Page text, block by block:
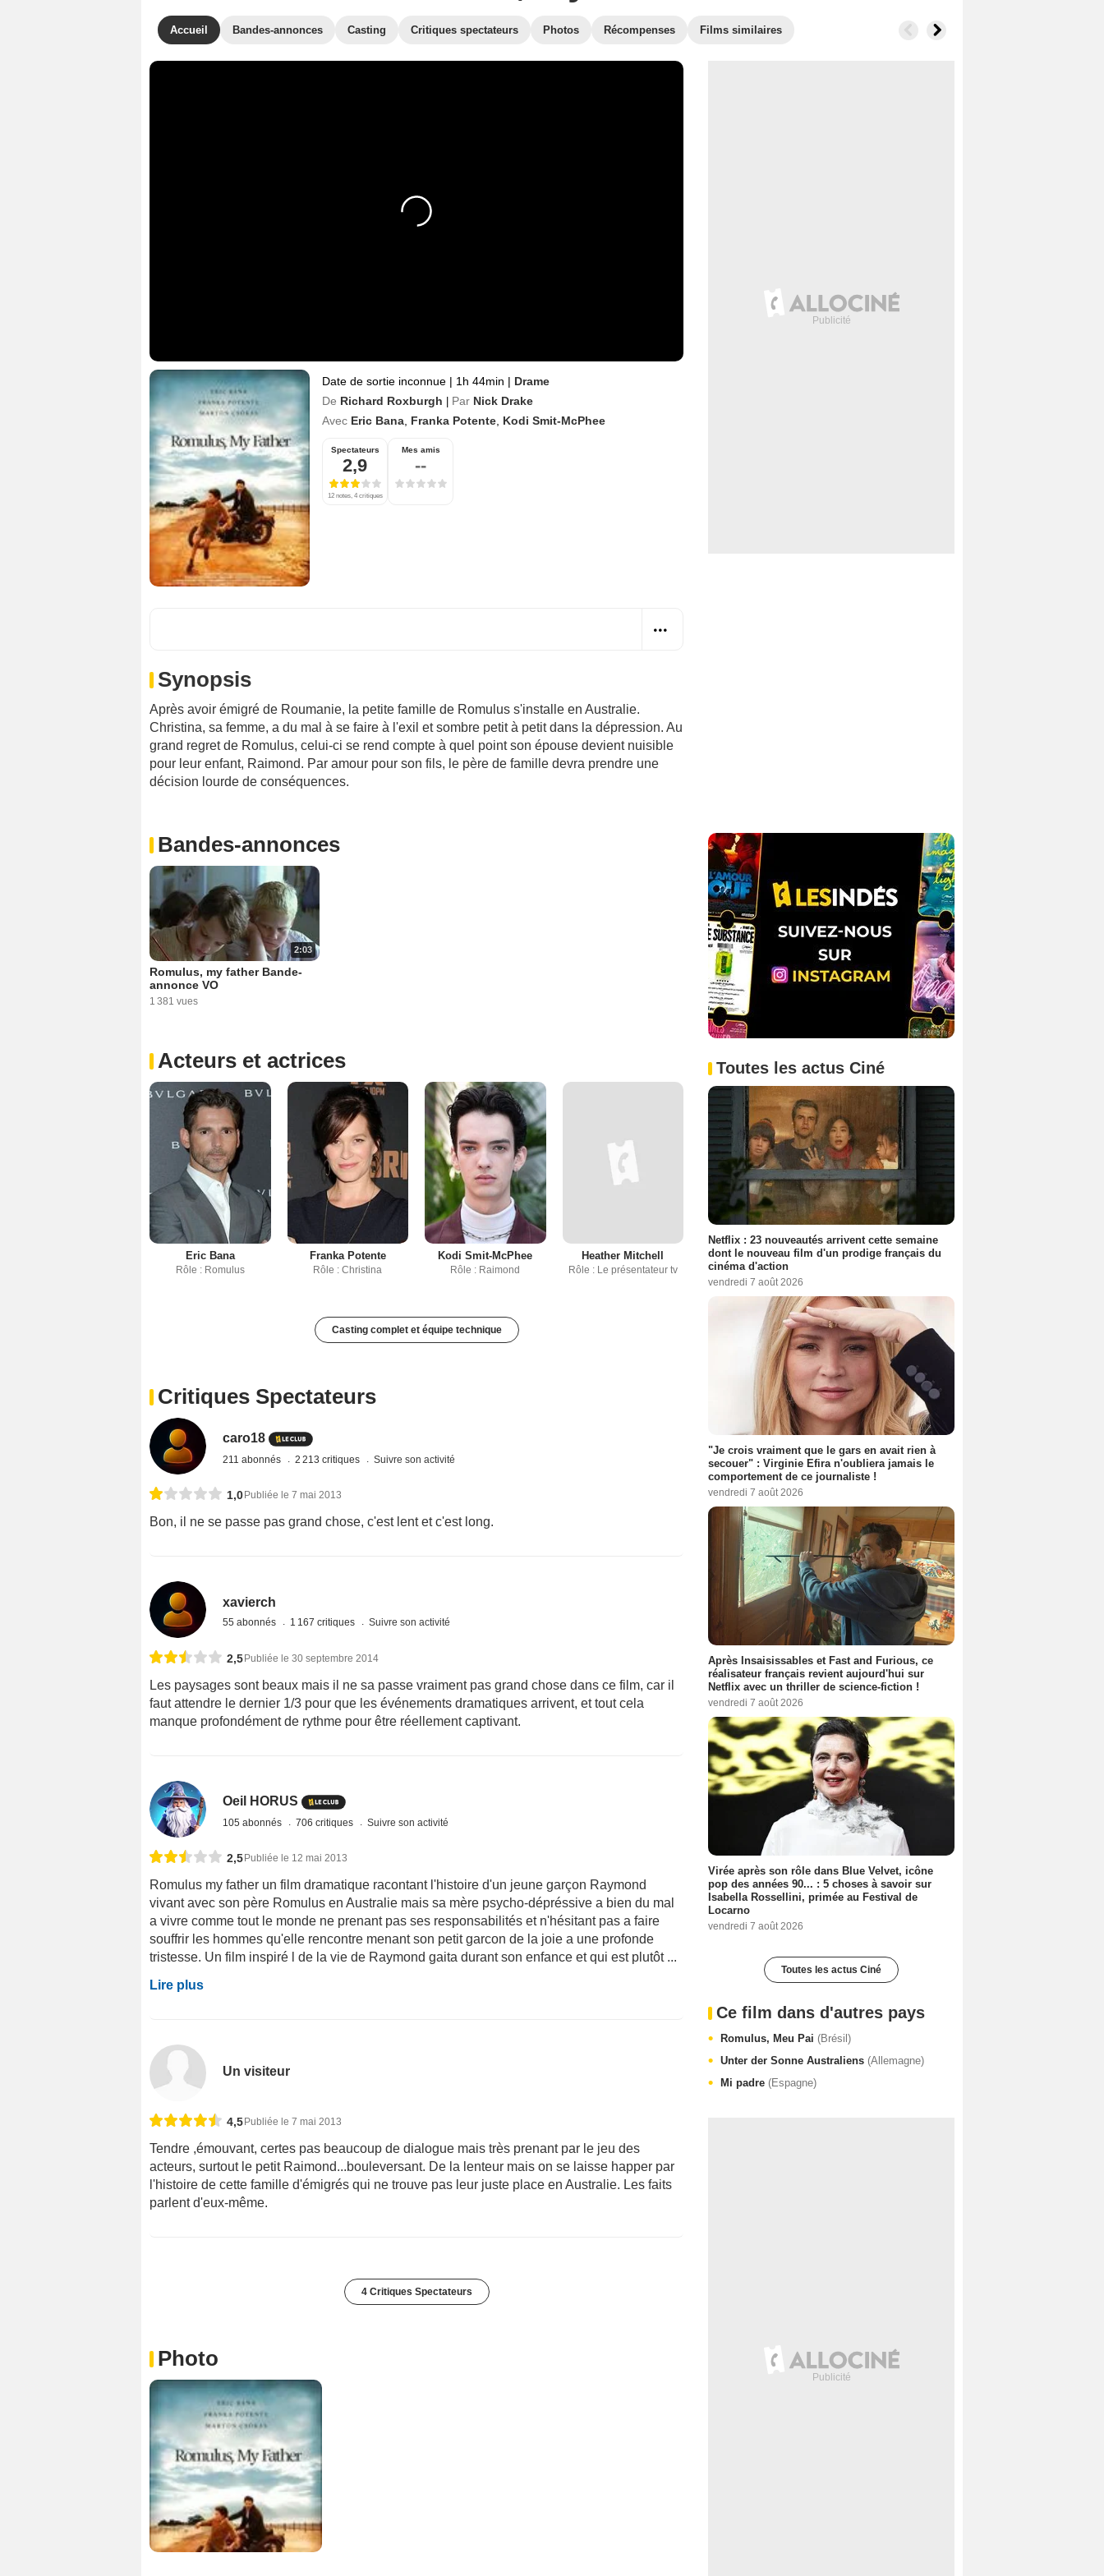
Accueil Bandes-annonces Casting Critiques spectateurs Photos Récompenses Films similaires
Date de sortie inconnue | 1h 44min | Drame
De Richard Roxburgh | Par Nick Drake
Avec Eric Bana Franka Potente Kodi Smit-McPhee
Spectateurs
2,9
12 notes, 4 critiques
Mes amis
--
Synopsis
Après avoir émigré de Roumanie, la petite famille de Romulus s'installe en Australie.
Christina, sa femme, a du mal à se faire à l'exil et sombre petit à petit dans la dépression. Au
grand regret de Romulus, celui-ci se rend compte à quel point son épouse devient nuisible
pour leur enfant, Raimond. Par amour pour son fils, le père de famille devra prendre une
décision lourde de conséquences.
Bandes-annonces
2:03
Romulus, my father Bande-
annonce VO
1 381 vues
Acteurs et actrices
Eric Bana
Rôle : Romulus
Franka Potente
Rôle : Christina
Kodi Smit-McPhee
Rôle : Raimond
Heather Mitchell
Rôle : Le présentateur tv
Casting complet et équipe technique
Critiques Spectateurs
caro18
211 abonnés 2 213 critiques Suivre son activité
1,0 Publiée le 7 mai 2013
Bon, il ne se passe pas grand chose, c'est lent et c'est long.
xavierch
55 abonnés 1 167 critiques Suivre son activité
2,5 Publiée le 30 septembre 2014
Les paysages sont beaux mais il ne sa passe vraiment pas grand chose dans ce film, car il
faut attendre le dernier 1/3 pour que les événements dramatiques arrivent, et tout cela
manque profondément de rythme pour être réellement captivant.
Oeil HORUS
105 abonnés 706 critiques Suivre son activité
2,5 Publiée le 12 mai 2013
Romulus my father un film dramatique racontant l'histoire d'un jeune garçon Raymond
vivant avec son père Romulus en Australie mais sa mère psycho-dépréssive a bien du mal
a vivre comme tout le monde ne prenant pas ses responsabilités et n'hésitant pas a faire
souffrir les hommes qu'elle rencontre menant son petit garcon de la joie a une profonde
tristesse. Un film inspiré l de la vie de Raymond gaita durant son enfance et qui est plutôt ...
Lire plus
Un visiteur
4,5 Publiée le 7 mai 2013
Tendre ,émouvant, certes pas beaucoup de dialogue mais très prenant par le jeu des
acteurs, surtout le petit Raimond...bouleversant. De la lenteur mais on se laisse happer par
l'histoire de cette famille d'émigrés qui ne trouve pas leur juste place en Australie. Les faits
parlent d'eux-même.
4 Critiques Spectateurs
Photo
Toutes les actus Ciné
Netflix : 23 nouveautés arrivent cette semaine
dont le nouveau film d'un prodige français du
cinéma d'action
vendredi 7 août 2026
"Je crois vraiment que le gars en avait rien à
secouer" : Virginie Efira n'oubliera jamais le
comportement de ce journaliste !
vendredi 7 août 2026
Après Insaisissables et Fast and Furious, ce
réalisateur français revient aujourd'hui sur
Netflix avec un thriller de science-fiction !
vendredi 7 août 2026
Virée après son rôle dans Blue Velvet, icône
pop des années 90... : 5 choses à savoir sur
Isabella Rossellini, primée au Festival de
Locarno
vendredi 7 août 2026
Toutes les actus Ciné
Ce film dans d'autres pays
Romulus, Meu Pai (Brésil)
Unter der Sonne Australiens (Allemagne)
Mi padre (Espagne)